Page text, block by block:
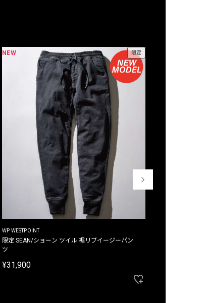
NEW 限定
WP WESTPOINT
限定 SEAN/ショーン ツイル 裾リブイージーパン
ツ
¥31,900